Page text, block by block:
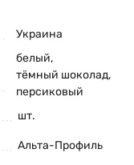
Украина
белый,
тёмный шоколад,
персиковый
шт.
Альта-Профиль